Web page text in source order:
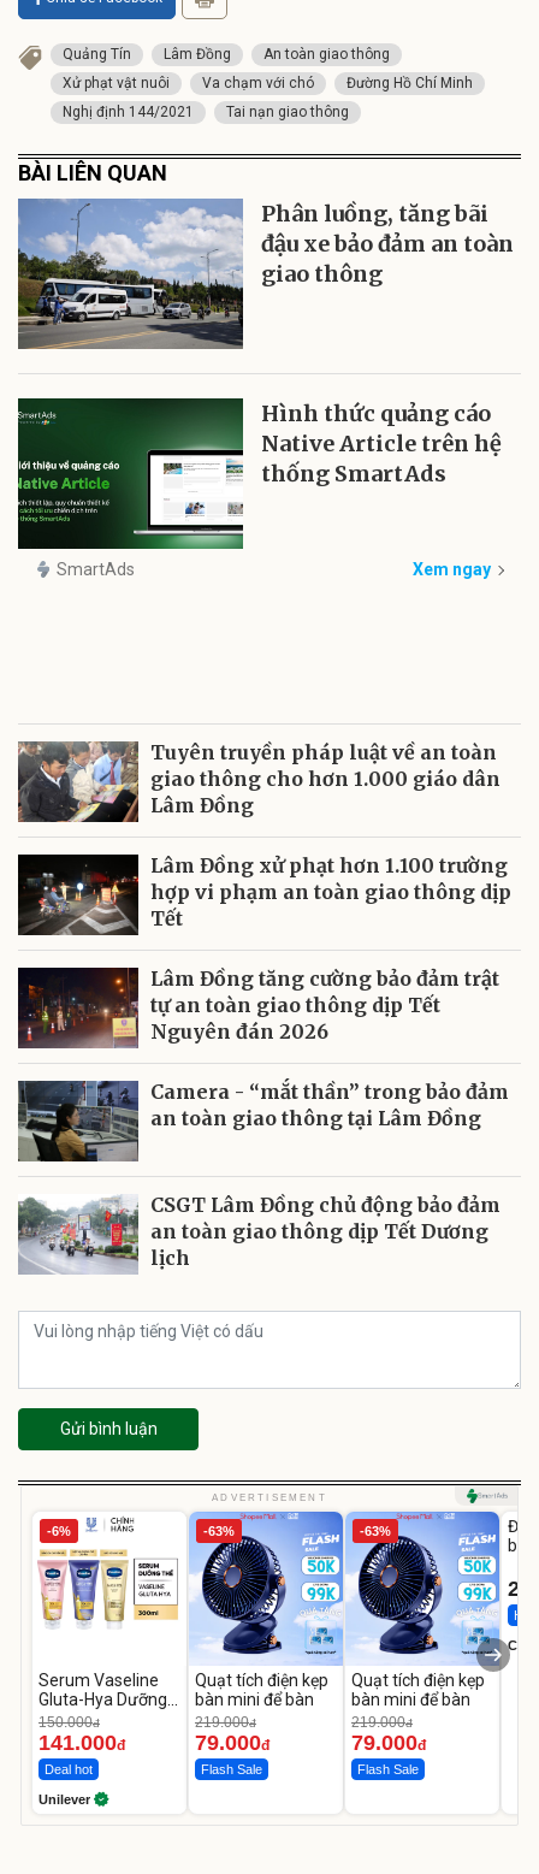
Quảng Tín Lâm Đồng
An toàn giao thông
Xử phạt vật nuôi
Va chạm với chó
Đường Hồ Chí Minh
Nghị định 144/2021
Tai nạn giao thông
BÀI LIÊN QUAN
Phân luồng, tăng bãi
đậu xe bảo đảm an toàn
giao thông
Hình thức quảng cáo
Native Article trên hệ
thống SmartAds
SmartAds Xem ngay
Tuyên truyền pháp luật về an toàn
giao thông cho hơn 1.000 giáo dân
Lâm Đồng
Lâm Đồng xử phạt hơn 1.100 trường
hợp vi phạm an toàn giao thông dịp
Tết
Lâm Đồng tăng cường bảo đảm trật
tự an toàn giao thông dịp Tết
Nguyên đán 2026
Camera - “mắt thần” trong bảo đảm
an toàn giao thông tại Lâm Đồng
CSGT Lâm Đồng chủ động bảo đảm
an toàn giao thông dịp Tết Dương
lịch
Gửi bình luận
ADVERTISEMENT
-6%
Serum Vaseline
Gluta-Hya Dưỡng
Da Sáng Mịn Sau 7
Ngày
150.000đ
141.000đ
Deal hot
Unilever
-63%
Quạt tích điện kẹp
bàn mini để bàn
219.000đ
79.000đ
Flash Sale
-63%
Quạt tích điện kẹp
bàn mini để bàn
219.000đ
79.000đ
Flash Sale
Đai
bé
Hot